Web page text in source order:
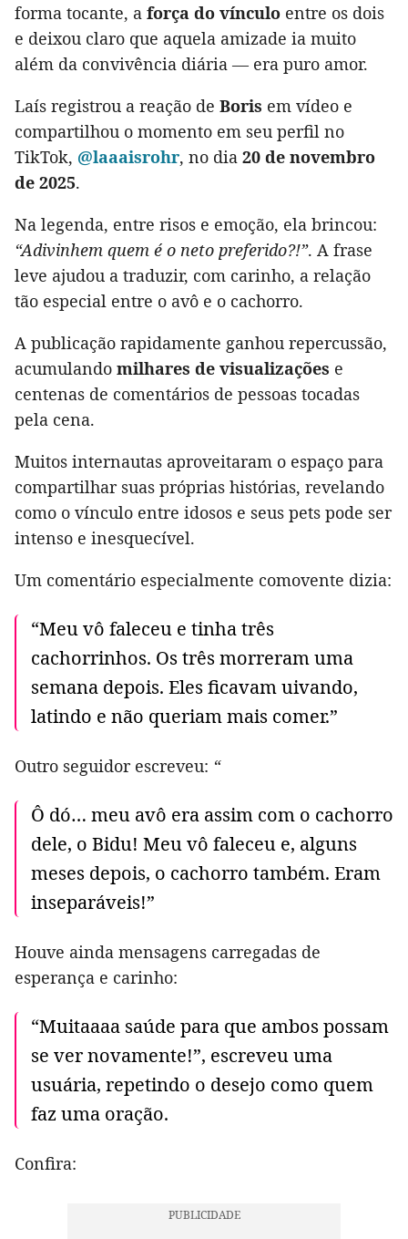
forma tocante, a força do vínculo entre os dois
e deixou claro que aquela amizade ia muito
além da convivência diária — era puro amor.
Laís registrou a reação de Boris em vídeo e
compartilhou o momento em seu perfil no
TikTok, @laaaisrohr, no dia 20 de novembro
de 2025.
Na legenda, entre risos e emoção, ela brincou:
“Adivinhem quem é o neto preferido?!”. A frase
leve ajudou a traduzir, com carinho, a relação
tão especial entre o avô e o cachorro.
A publicação rapidamente ganhou repercussão,
acumulando milhares de visualizações e
centenas de comentários de pessoas tocadas
pela cena.
Muitos internautas aproveitaram o espaço para
compartilhar suas próprias histórias, revelando
como o vínculo entre idosos e seus pets pode ser
intenso e inesquecível.
Um comentário especialmente comovente dizia:
“Meu vô faleceu e tinha três
cachorrinhos. Os três morreram uma
semana depois. Eles ficavam uivando,
latindo e não queriam mais comer.”
Outro seguidor escreveu: “
Ô dó… meu avô era assim com o cachorro
dele, o Bidu! Meu vô faleceu e, alguns
meses depois, o cachorro também. Eram
inseparáveis!”
Houve ainda mensagens carregadas de
esperança e carinho:
“Muitaaaa saúde para que ambos possam
se ver novamente!”, escreveu uma
usuária, repetindo o desejo como quem
faz uma oração.
Confira: